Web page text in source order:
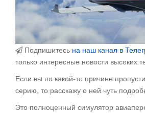
Подпишитесь на наш канал в
только интересные новости высоких
Если вы по какой-то причине
серию, то расскажу о ней чуть
Это полноценный симулятор